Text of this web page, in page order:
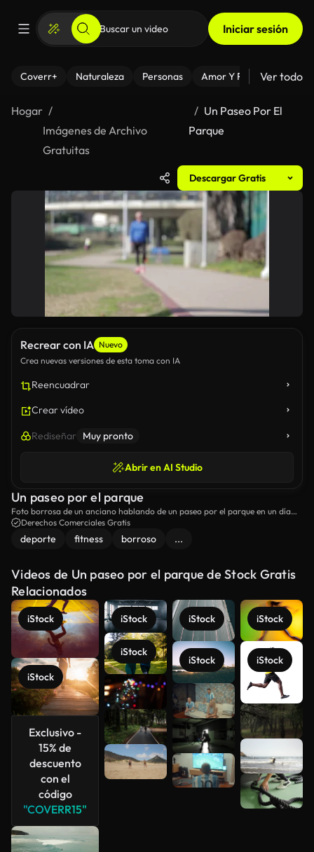
Iniciar sesión
Coverr+ Naturaleza Personas Amor Y Relaciones
Ver todo
Hogar
Imágenes de Archivo
Gratuitas
Un Paseo Por El
Parque
Descargar Gratis
Recrear con IA Nuevo
Crea nuevas versiones de esta toma con IA
Reencuadrar
Crear vídeo
Rediseñar Muy pronto
Abrir en AI Studio
Un paseo por el parque
Foto borrosa de un anciano hablando de un paseo por el parque en un día
soleado.
Derechos Comerciales Gratis
deporte fitness borroso ...
Videos de Un paseo por el parque de Stock Gratis
Relacionados
iStock
iStock
Exclusivo -
15% de
descuento
con el
código
"COVERR15"
iStock
iStock
iStock
iStock
iStock
iStock
Ver más